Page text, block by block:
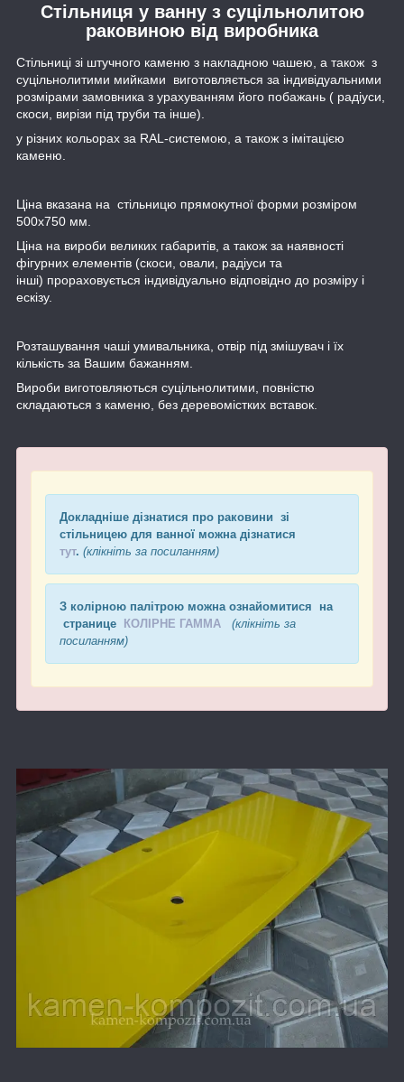
Стільниця у ванну з суцільнолитою
раковиною від виробника
Стільниці зі штучного каменю з накладною чашею, а також з
суцільнолитими мийками виготовляється за індивідуальними
розмірами замовника з урахуванням його побажань ( радіуси,
скоси, вирізи під труби та інше).
у різних кольорах за RAL-системою, а також з імітацією
каменю.
Ціна вказана на стільницю прямокутної форми розміром
500х750 мм.
Ціна на вироби великих габаритів, а також за наявності
фігурних елементів (скоси, овали, радіуси та
інші) прораховується індивідуально відповідно до розміру і
ескізу.
Розташування чаші умивальника, отвір під змішувач і їх
кількість за Вашим бажанням.
Вироби виготовляються суцільнолитими, повністю
складаються з каменю, без деревомістких вставок.
Докладніше дізнатися про раковини зі
стільницею для ванної можна дізнатися
тут. (клікніть за посиланням)
З колірною палітрою можна ознайомитися на
странице
КОЛІРНЕ ГАММА
(клікніть за
посиланням)